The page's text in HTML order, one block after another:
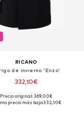
RICANO
de invierno 'Enzo'
332,10€
S, M, L, XL, XXL, XXXL
Precio original: 369,00€
precio más bajo:332,10€